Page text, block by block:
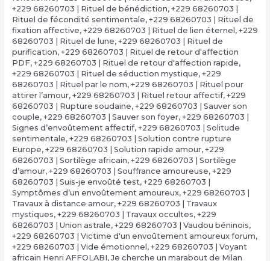
+229 68260703 | Rituel de bénédiction, +229 68260703 |
Rituel de fécondité sentimentale, +229 68260703 | Rituel de
fixation affective, +229 68260703 | Rituel de lien éternel , +229
68260703 | Rituel de lune, +229 68260703 | Rituel de
purification, +229 68260703 | Rituel de retour d'affection
PDF, +229 68260703 | Rituel de retour d'affection rapide,
+229 68260703 | Rituel de séduction mystique, +229
68260703 | Rituel par le nom, +229 68260703 | Rituel pour
attirer l’amour, +229 68260703 | Rituel retour affectif, +229
68260703 | Rupture soudaine, +229 68260703 | Sauver son
couple, +229 68260703 | Sauver son foyer, +229 68260703 |
Signes d’envoûtement affectif, +229 68260703 | Solitude
sentimentale, +229 68260703 | Solution contre rupture
Europe, +229 68260703 | Solution rapide amour, +229
68260703 | Sortilège africain, +229 68260703 | Sortilège
d’amour, +229 68260703 | Souffrance amoureuse, +229
68260703 | Suis-je envoûté test, +229 68260703 |
Symptômes d’un envoûtement amoureux, +229 68260703 |
Travaux à distance amour, +229 68260703 | Travaux
mystiques, +229 68260703 | Travaux occultes, +229
68260703 | Union astrale, +229 68260703 | Vaudou béninois,
+229 68260703 | Victime d'un envoûtement amoureux forum,
+229 68260703 | Vide émotionnel , +229 68260703 | Voyant
africain Henri AFFOLABI, Je cherche un marabout de Milan